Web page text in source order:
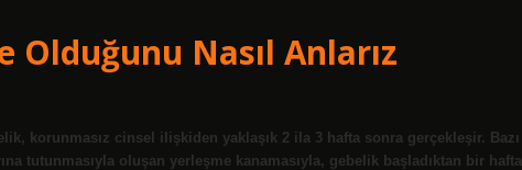
Olduğunu Nasıl Anlarız
korunmasız cinsel ilişkiden yaklaşık 2 ila 3 hafta sonra gerçekleşir. Bazı
tutunmasıyla oluşan yerleşme kanamasıyla, gebelik başladıktan bir hafta